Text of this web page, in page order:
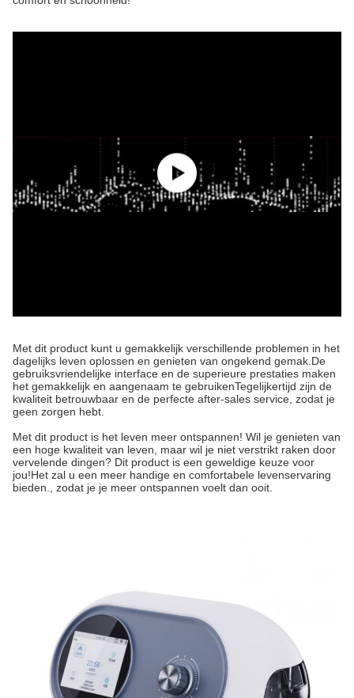
Met dit product kunt u gemakkelijk verschillende problemen in het
dagelijks leven oplossen en genieten van ongekend gemak.De
gebruiksvriendelijke interface en de superieure prestaties maken
het gemakkelijk en aangenaam te gebruikenTegelijkertijd zijn de
kwaliteit betrouwbaar en de perfecte after-sales service, zodat je
geen zorgen hebt.
Met dit product is het leven meer ontspannen! Wil je genieten van
een hoge kwaliteit van leven, maar wil je niet verstrikt raken door
vervelende dingen? Dit product is een geweldige keuze voor
jou!Het zal u een meer handige en comfortabele levenservaring
bieden., zodat je je meer ontspannen voelt dan ooit.